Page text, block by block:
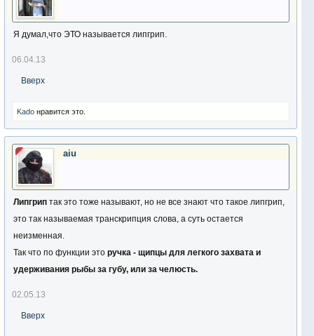
Я думал,что ЭТО называется липгрип.
06.04.13
Вверх
Kado нравится это.
aiu
Липгрип так это тоже называют, но не все знают что такое липгрип,
это так называемая транскрипция слова, а суть остается
неизменная.
Так что по функции это ручка - щипцы для легкого захвата и
удерживания рыбы за губу, или за челюсть.
02.05.13
Вверх